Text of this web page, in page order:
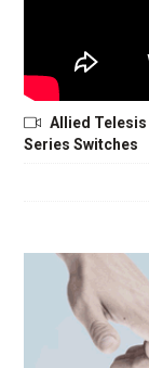
Allied Telesis
Series Switches